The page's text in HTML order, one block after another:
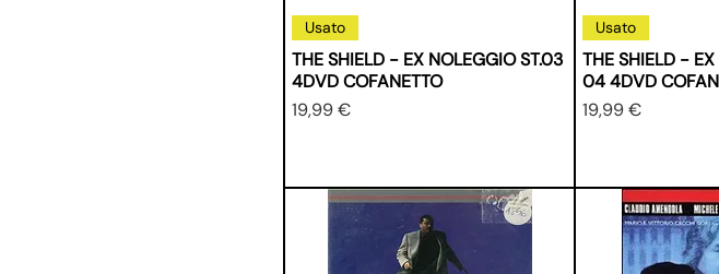
Usato
THE SHIELD - EX NOLEGGIO ST.03
4DVD COFANETTO
Prezzo
19,99 €
Usato
THE SHIELD -
04 4DVD
Prezzo
19,99 €